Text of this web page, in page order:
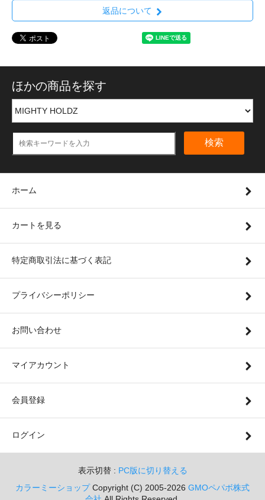
返品について
ほかの商品を探す
検索
ホーム
カートを見る
特定商取引法に基づく表記
プライバシーポリシー
お問い合わせ
マイアカウント
会員登録
ログイン
表示切替 : PC版に切り替える
カラーミーショップCopyright (C) 2005-2026 GMOペパボ株式